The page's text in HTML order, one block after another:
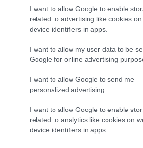
I want to allow Google to enable
related to advertising like cookies
device identifiers in apps.
I want to allow my user data to be
Google for online advertising
I want to allow Google to send me
personalized advertising.
I want to allow Google to enable
related to analytics like cookies on
device identifiers in apps.
informatifs. L'éditeur et les éditeurs du site
responsables des effets de leur utilisation.
conseils et astuces contenus dans le site,